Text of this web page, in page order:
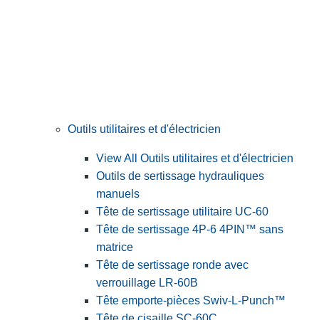
Outils utilitaires et d'électricien
View All Outils utilitaires et d'électricien
Outils de sertissage hydrauliques
manuels
Tête de sertissage utilitaire UC-60
Tête de sertissage 4P-6 4PIN™ sans
matrice
Tête de sertissage ronde avec
verrouillage LR-60B
Tête emporte-pièces Swiv-L-Punch™